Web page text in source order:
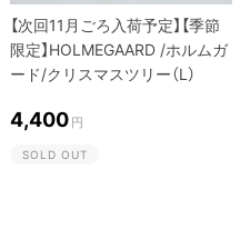
【次回11月ごろ入荷予定】【季節
限定】HOLMEGAARD /ホルムガ
ード/クリスマスツリー（L）
4,400 円
SOLD OUT